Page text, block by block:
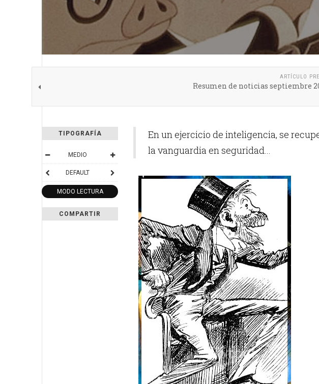
ARTÍCULO
Resumen de noticias septiembre
TIPOGRAFÍA
MEDIO
DEFAULT
MODO LECTURA
COMPARTIR
En un ejercicio de inteligencia, se
la vanguardia en seguridad...